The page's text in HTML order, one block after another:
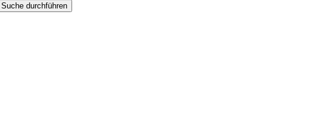
Suche durchführen